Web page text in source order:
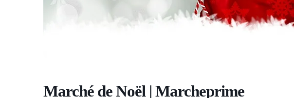
Marché de Noël | Marcheprime